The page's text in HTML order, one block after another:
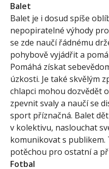
Balet
Balet je i dosud spíše
nepopiratelné výhody
se zde naučí řádnému
pohybově vyjádřit a
Pomáhá získat
úzkosti. Je také skvělým
chlapci mohou dozvědět
zpevnit svaly a naučí se
sport příznačná. Balet
v kolektivu, naslouchat
komunikovat s
potěchou pro ostatní a
Fotbal